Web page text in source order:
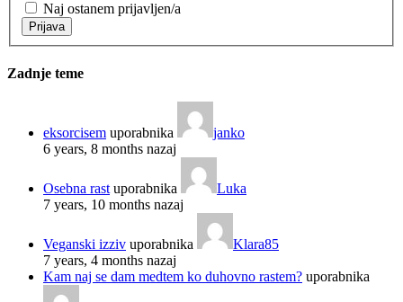
Naj ostanem prijavljen/a
Prijava
Zadnje teme
eksorcisem uporabnika
janko
6 years, 8 months nazaj
Osebna rast uporabnika
Luka
7 years, 10 months nazaj
Veganski izziv uporabnika
Klara85
7 years, 4 months nazaj
Kam naj se dam medtem ko duhovno rastem? uporabnika